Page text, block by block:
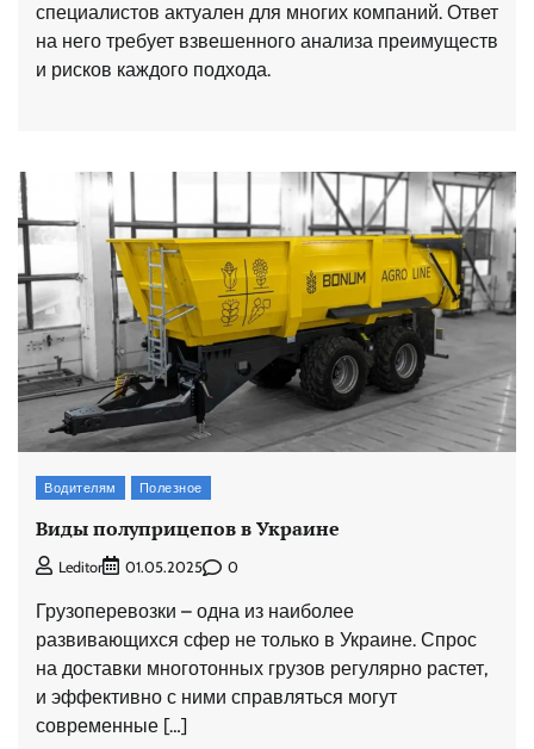
специалистов актуален для многих компаний. Ответ
на него требует взвешенного анализа преимуществ
и рисков каждого подхода.
Водителям Полезное
Виды полуприцепов в Украине
Leditor 01.05.2025 0
Грузоперевозки – одна из наиболее
развивающихся сфер не только в Украине. Спрос
на доставки многотонных грузов регулярно растет,
и эффективно с ними справляться могут
современные […]